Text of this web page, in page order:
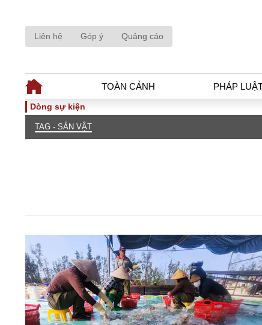
Liên hệ Góp ý Quảng cáo
TOÀN CẢNH PHÁP
TOÀN CẢNH
Thế giới
Góc nhìn
An ninh -
ĐA CHIỀU
Quan điểm
INFOCUS
Dòng sự kiện
TAG - SẢN VẬT